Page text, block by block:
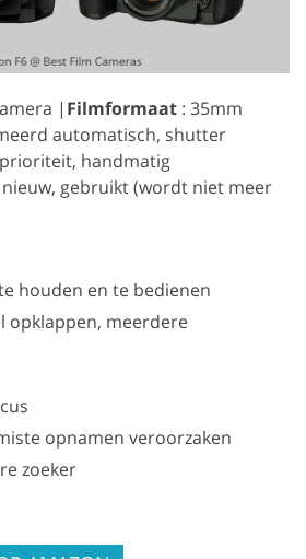
| Filmformaat : 35mm
automatisch, shutter
handmatig
nieuw, gebruikt (wordt niet meer
houden en te bedienen
opklappen, meerdere
opnamen veroorzaken
zoeker